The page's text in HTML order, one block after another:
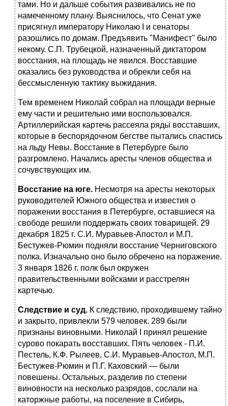
тами. Но и дальше события развивались не по
намеченному плану. Вы­яснилось, что Сенат уже
присягнул императору Николаю I и сенаторы
разошлись по домам. Предъявить "Манифест" было
некому. С.П. Тру­бецкой, назначенный диктатором
восстания, на площадь не явился. Вос­ставшие
оказались без руководства и обрекли себя на
бессмысленную тактику выжидания.
Тем временем Николай собрал на площади верные
ему части и ре­шительно ими воспользовался.
Артиллерийская картечь рассеяла ряды восставших,
которые в беспорядочном бегстве пытались спастись
на льду Невы. Восстание в Петербурге было
разгромлено. Начались аресты членов общества и
сочувствующих им.
Восстание на юге. Несмотря на аресты некоторых
руководителей Южного общества и известия о
поражении восстания в Петербурге, ос­тавшиеся на
свободе решили поддержать своих товарищей. 29
декабря 1825 г. С.И. Муравьев-Апостол и М.П.
Бестужев-Рюмин подняли вос­стание Черниговского
полка. Изначально оно было обречено на пора­жение.
3 января 1826 г. полк был окружен
правительственными вой­сками и расстрелян
картечью.
Следствие и суд. К следствию, проходившему тайно
и закрыто, при­влекли 579 человек. 289 были
признаны виновными. Николай I принял решение
сурово покарать восставших. Пять человек - П.И.
Пестель, К.Ф. Рылеев, С.И. Муравьев-Апостол, М.П.
Бестужев-Рюмин и П.Г. Ка­ховский — были
повешены. Остальных, разделив по степени
виновности на несколько разрядов, сослали на
каторжные работы, на поселение в Сибирь,